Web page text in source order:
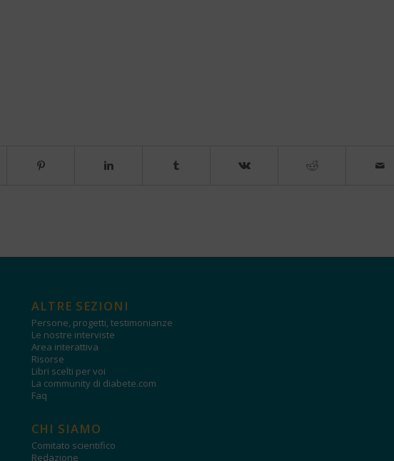
ALTRE SEZIONI
Persone, progetti, testimonianze
Le nostre interviste
Area interattiva
Risorse
Libri scelti per voi
La community di diabete.com
Faq
CHI SIAMO
Comitato scientifico
Redazione